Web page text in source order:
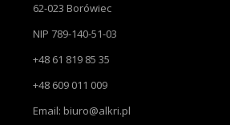
62-023 Borówiec
NIP 789-140-51-03
+48 61 819 85 35
+48 609 011 009
Email: biuro@alkri.pl